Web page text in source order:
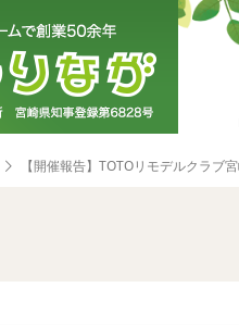
【開催報告】TOTOリモデルクラブ